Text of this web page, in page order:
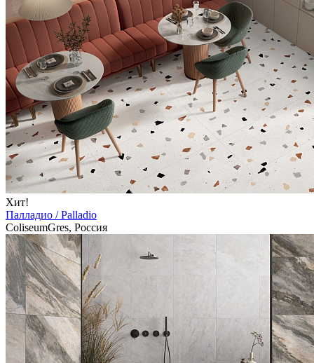
Хит!
Палладио / Palladio
ColiseumGres, Россия